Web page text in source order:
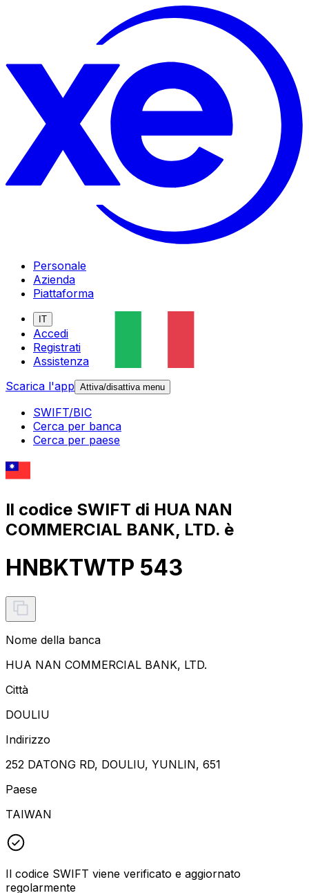
Personale
Azienda
Piattaforma
IT
Accedi
Registrati
Assistenza
Scarica l'app Attiva/disattiva menu
SWIFT/BIC
Cerca per banca
Cerca per paese
Il codice SWIFT di HUA NAN
COMMERCIAL BANK, LTD. è
HNBKTWTP 543
Nome della banca
HUA NAN COMMERCIAL BANK, LTD.
Città
DOULIU
Indirizzo
252 DATONG RD, DOULIU, YUNLIN, 651
Paese
TAIWAN
Il codice SWIFT viene verificato e aggiornato
regolarmente